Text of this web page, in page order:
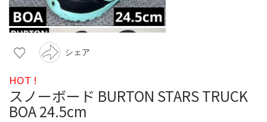
シェア
HOT !
スノーボード BURTON STARS TRUCK
BOA 24.5cm